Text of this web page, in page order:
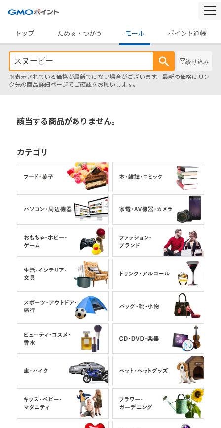
トップ
ためる・つかう モール ポイント通帳
絞り込み
※表示されている価格が最新ではない場合がございます。最新の価格はリン
ク先の商品詳細ページでご確認をお願いします。
該当する商品がありません。
カテゴリ